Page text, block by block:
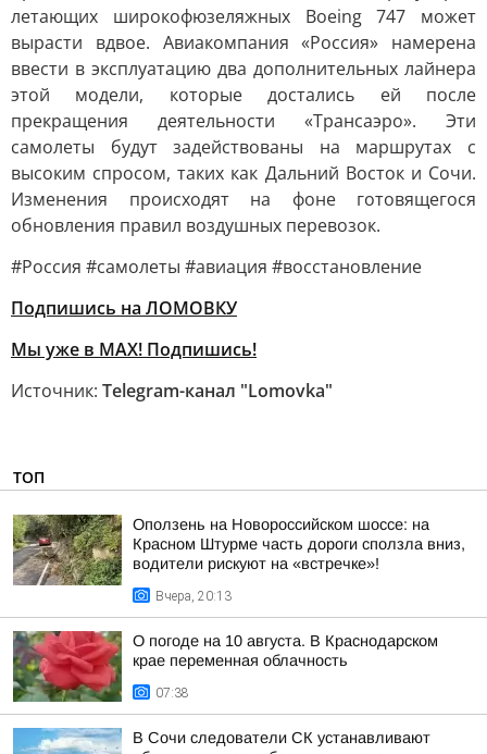
летающих широкофюзеляжных Boeing 747 может
вырасти вдвое. Авиакомпания «Россия» намерена
ввести в эксплуатацию два дополнительных лайнера
этой модели, которые достались ей после
прекращения деятельности «Трансаэро». Эти
самолеты будут задействованы на маршрутах с
высоким спросом, таких как Дальний Восток и Сочи.
Изменения происходят на фоне готовящегося
обновления правил воздушных перевозок.
#Россия #самолеты #авиация #восстановление
Подпишись на ЛОМОВКУ
Мы уже в MAX! Подпишись!
Источник: Telegram-канал "Lomovka"
ТОП
Оползень на Новороссийском шоссе: на
Красном Штурме часть дороги сползла вниз,
водители рискуют на «встречке»!
Вчера, 20:13
О погоде на 10 августа. В Краснодарском
крае переменная облачность
07:38
В Сочи следователи СК устанавливают